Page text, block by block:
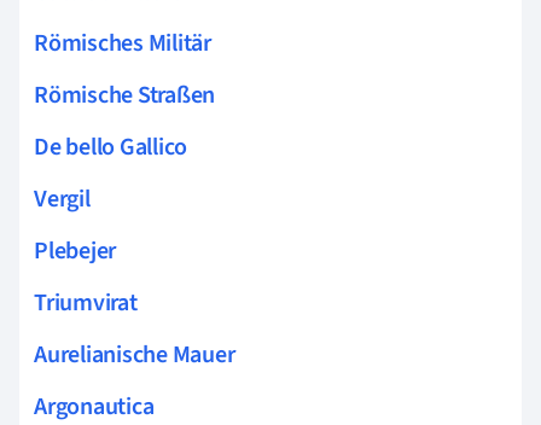
Römisches Militär
Römische Straßen
De bello Gallico
Vergil
Plebejer
Triumvirat
Aurelianische Mauer
Argonautica